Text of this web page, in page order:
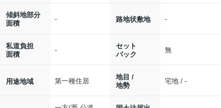
傾斜地部分
面積
- 路地状敷地 -
私道負担
面積
-
セット
バック
無
用途地域 第一種住居
地目 /
地勢
宅地 / -